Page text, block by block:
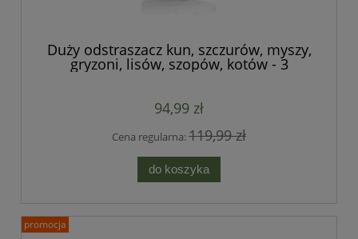
Duży odstraszacz kun, szczurów, myszy,
gryzoni, lisów, szopów, kotów - 3
głośnikowy
94,99 zł
Cena regularna:119,99 zł
do koszyka
promocja